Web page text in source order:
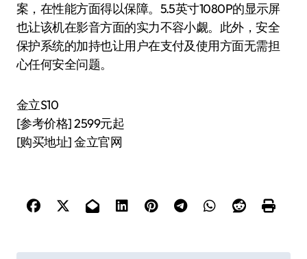
案，在性能方面得以保障。5.5英寸1080P的显示屏
也让该机在影音方面的实力不容小觑。此外，安全
保护系统的加持也让用户在支付及使用方面无需担
心任何安全问题。
金立S10
[参考价格] 2599元起
[购买地址] 金立官网